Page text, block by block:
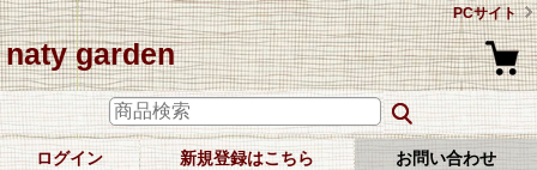
PCサイト
naty garden
ログイン 新規登録はこちら お問い合わせ